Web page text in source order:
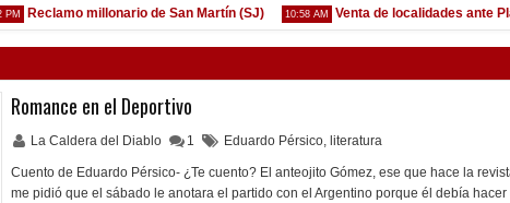
Reclamo millonario de San Martín (SJ) 10:58 AM Venta de localidades ante
Romance en el Deportivo
La Caldera del Diablo 1 Eduardo Pérsico, literatura
Cuento de Eduardo Pérsico- ¿Te cuento? El anteojito Gómez, ese que hace la
me pidió que el sábado le anotara el partido con el Argentino porque él debía hacer